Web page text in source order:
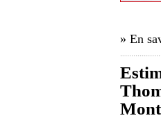
» En